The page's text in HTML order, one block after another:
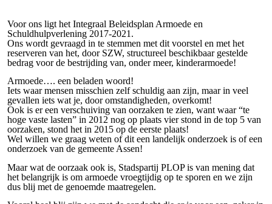
Voor ons ligt het Integraal Beleidsplan Armoede en
Schuldhulpverlening 2017-2021.
Ons wordt gevraagd in te stemmen met dit voorstel en met het
reserveren van het, door SZW, structureel beschikbaar gestelde
bedrag voor de bestrijding van, onder meer, kinderarmoede!
Armoede…. een beladen woord!
Iets waar mensen misschien zelf schuldig aan zijn, maar in veel
gevallen iets wat je, door omstandigheden, overkomt!
Ook is er een verschuiving van oorzaken te zien, want waar “te
hoge vaste lasten” in 2012 nog op plaats vier stond in de top 5 van
oorzaken, stond het in 2015 op de eerste plaats!
Wel willen we graag weten of dit een landelijk onderzoek is of een
onderzoek van de gemeente Assen!
Maar wat de oorzaak ook is, Stadspartij PLOP is van mening dat
het belangrijk is om armoede vroegtijdig op te sporen en we zijn
dus blij met de genoemde maatregelen.